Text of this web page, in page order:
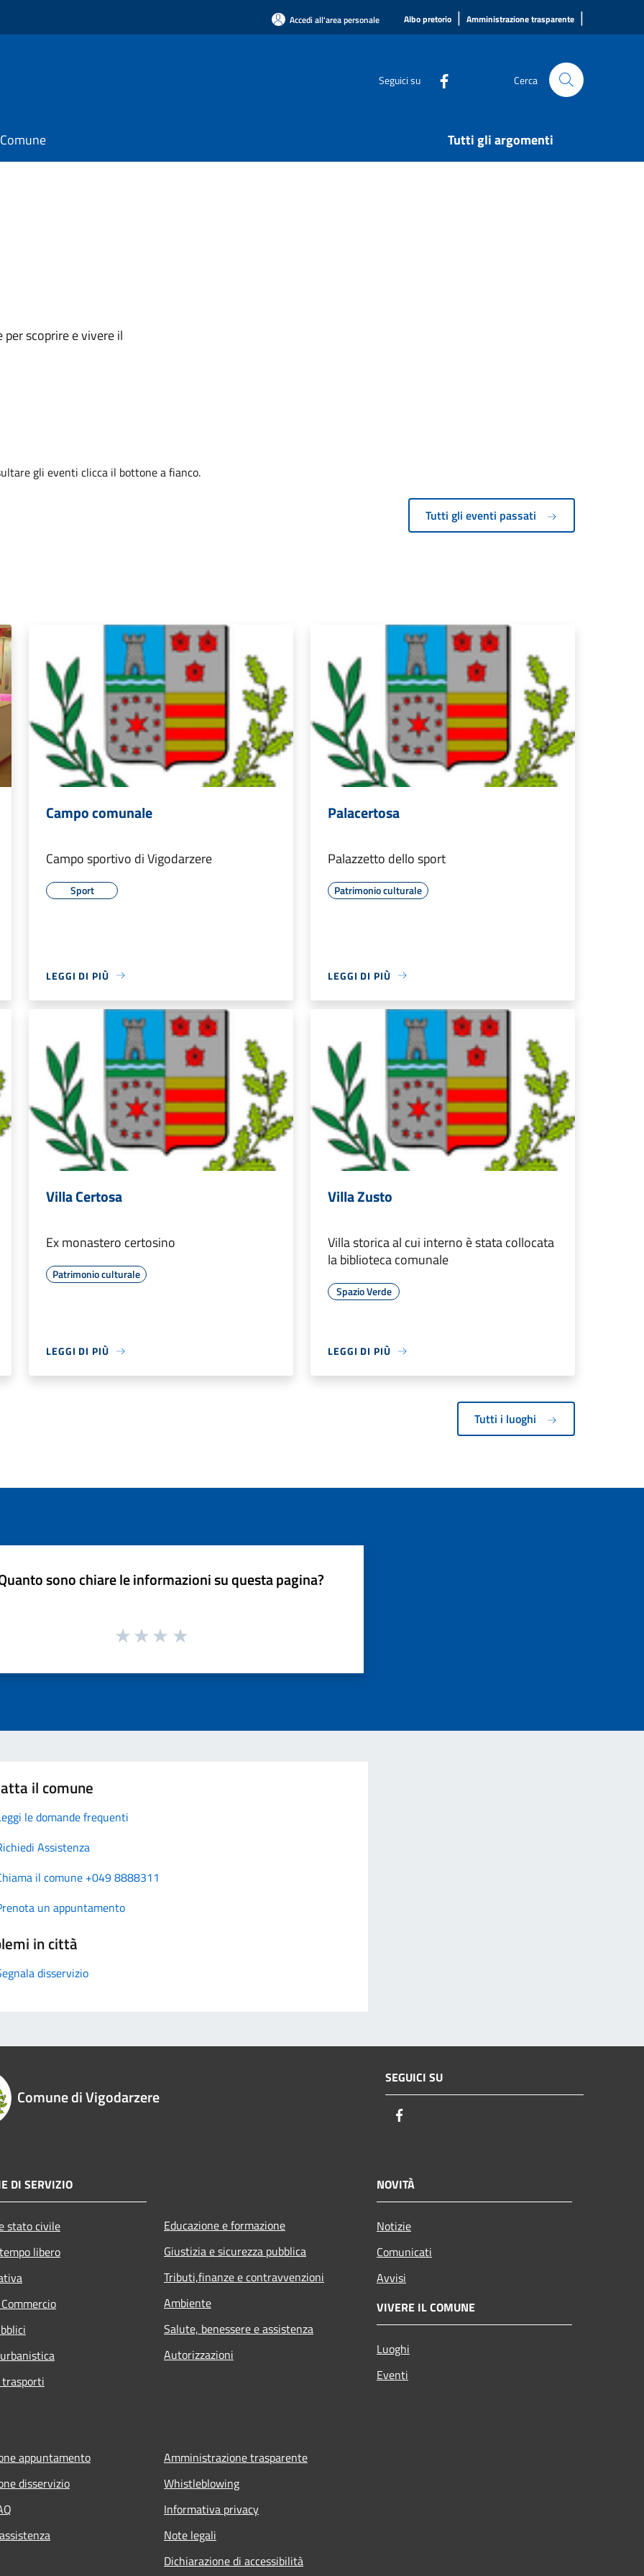
Accedi all'area personale Albo pretorio | Amministrazione trasparente |
Seguici su Cerca
Tutti gli argomenti
scoprire e vivere il
gli eventi clicca il bottone a fianco.
Tutti gli eventi passati
Campo comunale
Campo sportivo di Vigodarzere
Sport
LEGGI DI PIÙ
Palacertosa
Palazzetto dello sport
Patrimonio culturale
LEGGI DI PIÙ
Villa Certosa
Ex monastero certosino
Patrimonio culturale
LEGGI DI PIÙ
Villa Zusto
Villa storica al cui interno è stata collocata
la biblioteca comunale
Spazio Verde
LEGGI DI PIÙ
Tutti i luoghi
sono chiare le informazioni su questa pagina?
il comune
le domande frequenti
Assistenza
il comune +049 8888311
un appuntamento
in città
disservizio
Comune di Vigodarzere
SEGUICI SU
DI SERVIZIO
stato civile
libero
Educazione e formazione
Giustizia e sicurezza pubblica
Tributi,finanze e contravvenzioni
Ambiente
Salute, benessere e assistenza
Autorizzazioni
NOVITÀ
Notizie
Comunicati
Avvisi
VIVERE IL COMUNE
Luoghi
Eventi
appuntamento
disservizio
Amministrazione trasparente
Whistleblowing
Informativa privacy
Note legali
Dichiarazione di accessibilità